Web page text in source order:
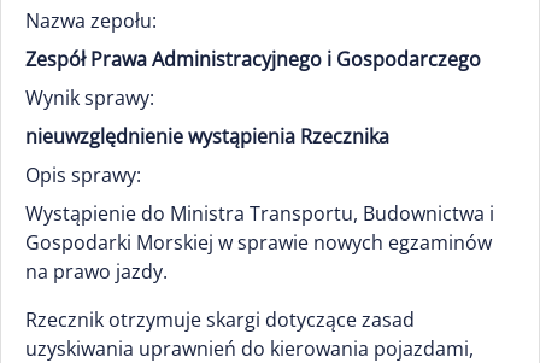
Nazwa zepołu:
Zespół Prawa Administracyjnego i Gospodarczego
Wynik sprawy:
nieuwzględnienie wystąpienia Rzecznika
Opis sprawy:
Wystąpienie do Ministra Transportu, Budownictwa i
Gospodarki Morskiej w sprawie nowych egzaminów
na prawo jazdy.
Rzecznik otrzymuje skargi dotyczące zasad
uzyskiwania uprawnień do kierowania pojazdami,